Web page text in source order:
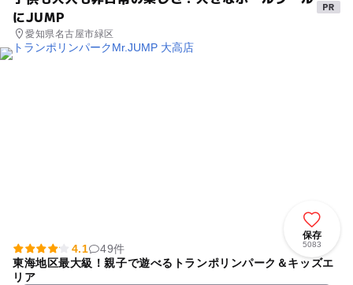
にJUMP
愛知県名古屋市緑区
保存
5083
4.1
49件
東海地区最大級！親子で遊べるトランポリンパーク＆キッズエ
リア